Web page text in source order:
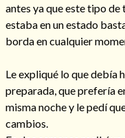
Endulzamiento
antes ya que este tipo
estaba en un estado
borda en cualquier
Le expliqué lo que debía
preparada, que prefería
misma noche y le pedí
cambios.